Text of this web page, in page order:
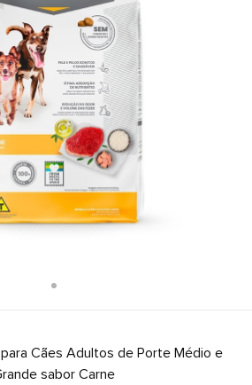
Cães Adultos de Porte Médio e
sabor Carne